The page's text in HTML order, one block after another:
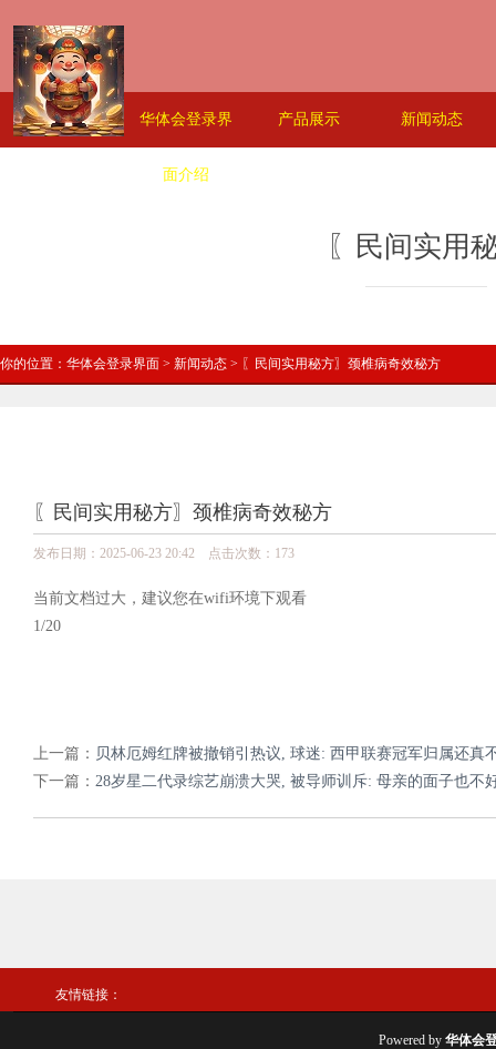
首页 华体会登录界
面介绍
产品展示 新闻动态
〖民间实用
你的位置： 华体会登录界面 > 新闻动态 > 〖民间实用秘方〗颈椎病奇效秘方
〖民间实用秘方〗颈椎病奇效秘方
发布日期：2025-06-23 20:42 点击次数：173
当前文档过大，建议您在wifi环境下观看
1/20
上一篇： 贝林厄姆红牌被撤销引热议, 球迷: 西甲联赛冠军归属还真
下一篇： 28岁星二代录综艺崩溃大哭, 被导师训斥: 母亲的面子也不
友情链接：
Powered by 华体会